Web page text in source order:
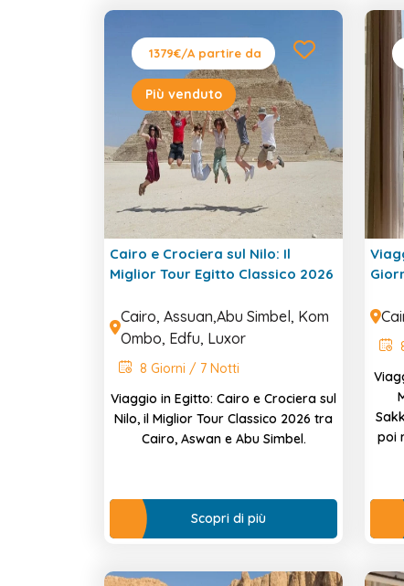
1379€/A partire da
Più venduto
Cairo e Crociera sul Nilo: Il
Miglior Tour Egitto Classico 2026
Cairo, Assuan,Abu Simbel, Kom
Ombo, Edfu, Luxor
8 Giorni / 7 Notti
Viaggio in Egitto: Cairo e Crociera sul
Nilo, il Miglior Tour Classico 2026 tra
Cairo, Aswan e Abu Simbel.
Scopri di più
poi